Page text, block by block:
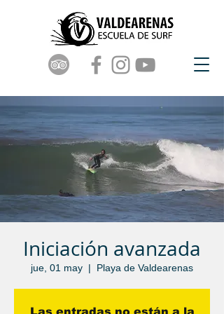
Iniciación avanzada
jue, 01 may
  |
Playa de Valdearenas
Las entradas no están a la